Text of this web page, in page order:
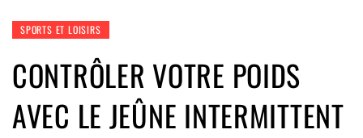
SPORTS ET LOISIRS
CONTRÔLER VOTRE POIDS
AVEC LE JEÛNE INTERMITTENT